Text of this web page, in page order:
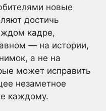
новые
достичь
кадре,
— на истории,
а не на
может исправить
незаметное
каждому.